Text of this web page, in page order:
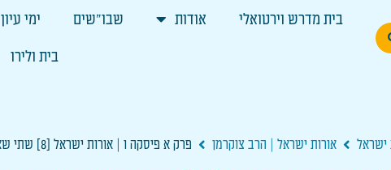
בית מדרש וירטואלי אודות שבו"שים ימי עיון
בית ולירו
ישראל אורות ישראל | הרב צוקרמן פרק א פיסקה ו | אורות ישראל [8] שתי שאיפות בנפש האדם שאיפת הטוב ושאיפת הרע